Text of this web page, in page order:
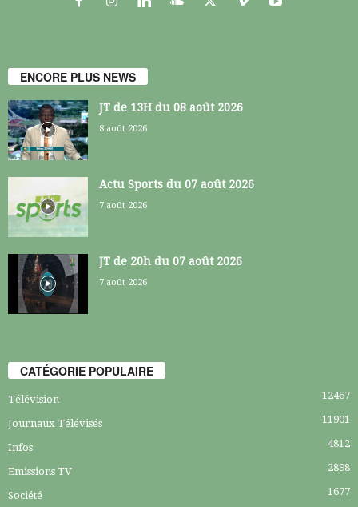
ENCORE PLUS NEWS
JT de 13H du 08 août 2026
8 août 2026
Actu Sports du 07 août 2026
7 août 2026
JT de 20h du 07 août 2026
7 août 2026
CATÉGORIE POPULAIRE
Télévision 12467
Journaux Télévisés 11901
Infos 4812
Emissions TV 2898
Société 1677